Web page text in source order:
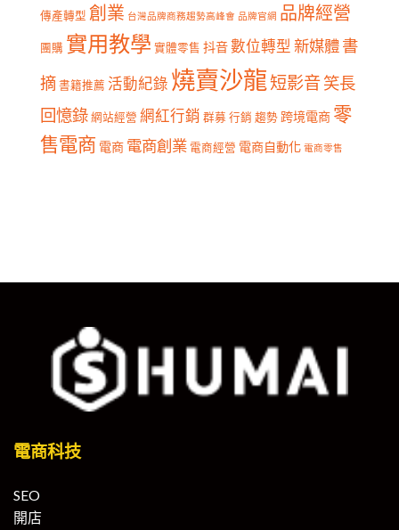
傳產轉型 創業 台灣品牌商務趨勢高峰會 品牌官網 品牌經營
團購 實用教學 實體零售 抖音數位轉型 新媒體書
摘 書籍推薦 活動紀錄 燒賣沙龍短影音笑長
回憶錄 網站經營 網紅行銷 群募 行銷 趨勢 跨境電商 零
售電商 電商 電商創業 電商經營 電商自動化 電商零售
電商科技
SEO
開店